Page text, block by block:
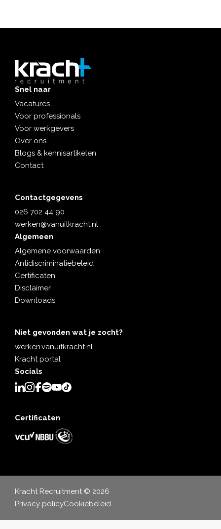
Snel naar
Vacatures
Voor professionals
Voor werkgevers
Over ons
Blogs & kennisartikelen
Contact
Contactgegevens
026 702 44 90
werken@vanuitkracht.nl
Algemeen
Algemene voorwaarden
Antidiscriminatiebeleid
Certificaten
Disclaimer
Downloads
Niet gevonden wat je zocht?
werken.vanuitkracht.nl
Kracht portal
Socials
Certificaten
Kracht Recruitment © 2026
Privacy policyCookiebeleid